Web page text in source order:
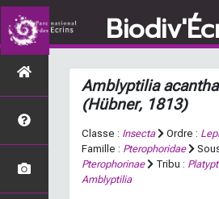
Amblyptilia
(Hübner, 1813)
Classe : Insecta Ordre :
Famille : Pterophoridae
Pterophorinae
Tribu :
Amblyptilia